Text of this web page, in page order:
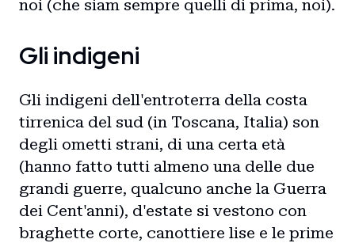
Home
Intro
noi (che siam sempre quelli di prima, noi).
Gli indigeni
Gli indigeni dell'entroterra della costa
tirrenica del sud (in Toscana, Italia) son
degli ometti strani, di una certa età
(hanno fatto tutti almeno una delle due
grandi guerre, qualcuno anche la Guerra
dei Cent'anni), d'estate si vestono con
braghette corte, canottiere lise e le prime